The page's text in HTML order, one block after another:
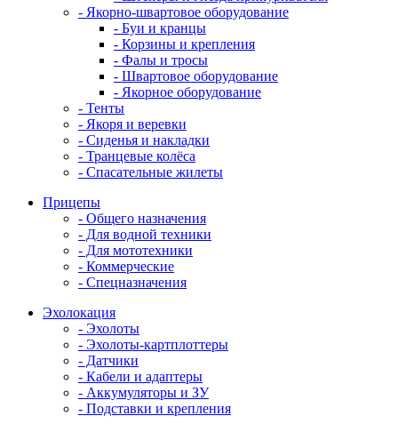
- Якорно-швартовое оборудование
- Буи и кранцы
- Корзины и крепления
- Фалы и тросы
- Швартовое оборудование
- Якорное оборудование
- Тенты
- Якоря и веревки
- Сиденья и накладки
- Транцевые колёса
- Спасательные жилеты
Прицепы
- Общего назначения
- Для водной техники
- Для мототехники
- Коммерческие
- Спецназначения
Эхолокация
- Эхолоты
- Эхолоты-картплоттеры
- Датчики
- Кабели и адаптеры
- Аккумуляторы и ЗУ
- Подставки и крепления